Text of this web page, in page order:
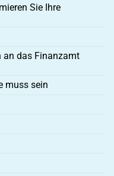
Sie Ihre
an das Finanzamt
muss sein